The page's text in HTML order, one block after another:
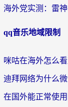
qq音乐地域限制